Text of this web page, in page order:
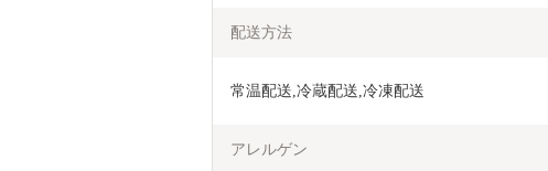
配送方法
常温配送,冷蔵配送,冷凍配送
アレルゲン